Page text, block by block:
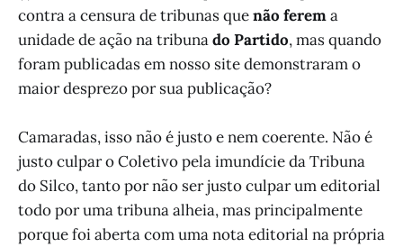
contra a censura de tribunas quenão ferema
unidade de ação na tribunado Partido, mas quando
foram publicadas em nosso site demonstraram o
maior desprezo por sua publicação?
Camaradas, isso não é justo e nem coerente. Não é
justo culpar o Coletivo pela imundície da Tribuna
do Silco, tanto por não ser justo culpar um editorial
todo por uma tribuna alheia, mas principalmente
porque foi aberta com uma nota editorial na própria